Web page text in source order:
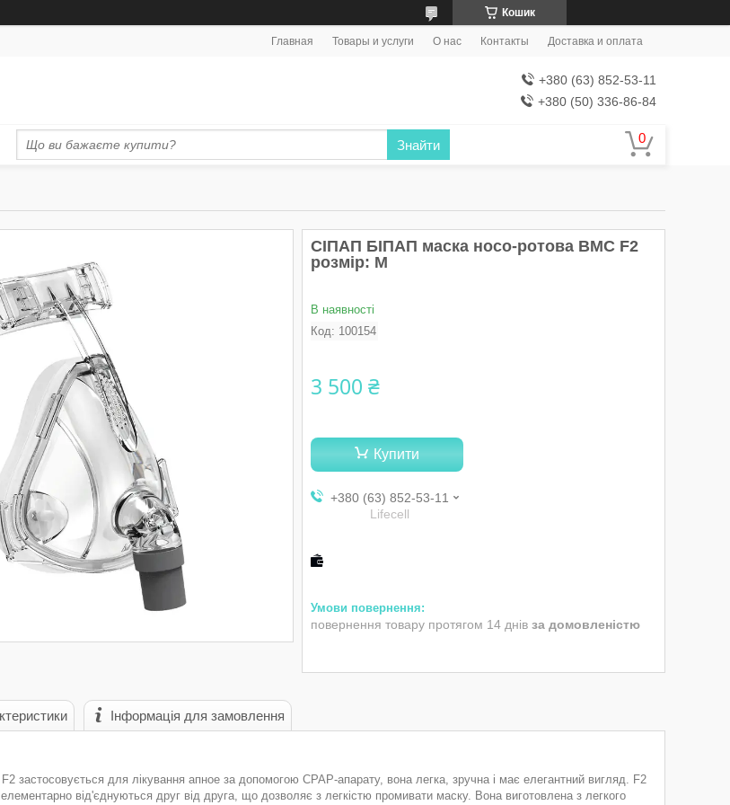
Кошик
Главная Товары и услуги О нас Контакты Доставка и оплата
+380 (63) 852-53-11
+380 (50) 336-86-84
Знайти
СІПАП БІПАП маска носо-ротова BMC F2
розмір: M
В наявності
Код: 100154
3 500 ₴
Купити
+380 (63) 852-53-11
Lifecell
повернення товару протягом 14 днів за домовленістю
Інформація для замовлення
застосовується для лікування апное за допомогою СРАР-апарату, вона легка, зручна і має елегантний вигляд. F2
від'єднуються друг від друга, що дозволяє з легкістю промивати маску. Вона виготовлена ​​з легкого